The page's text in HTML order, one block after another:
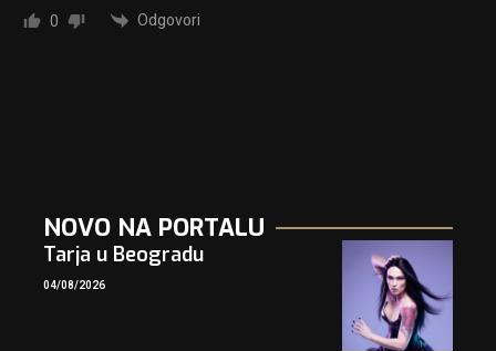
0 Odgovori
NOVO NA PORTALU
Tarja u Beogradu
04/08/2026